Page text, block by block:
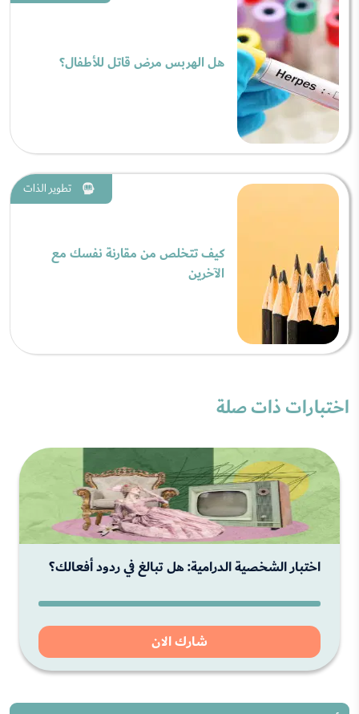
هل الهربس مرض قاتل للأطفال؟
تطوير الذات
كيف تتخلص من مقارنة نفسك مع
الآخرين
اختبارات ذات صلة
اختبار الشخصية الدرامية: هل تبالغ في ردود أفعالك؟
شارك الان